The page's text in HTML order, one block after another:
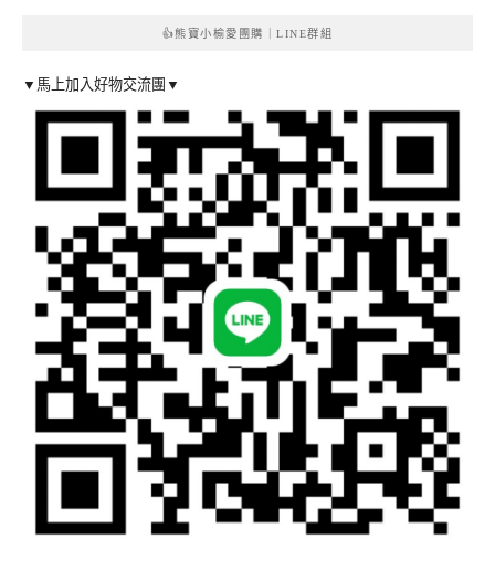
👍熊寶小榆愛團購｜LINE群組
▼馬上加入好物交流團▼